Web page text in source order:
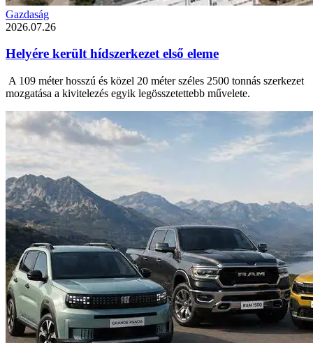
Gazdaság
2026.07.26
Helyére került hídszerkezet első eleme
A 109 méter hosszú és közel 20 méter széles 2500 tonnás szerkezet
mozgatása a kivitelezés egyik legösszetettebb művelete.